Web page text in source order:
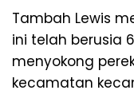
Tambah Lewis
ini telah berusia
menyokong
kecamatan